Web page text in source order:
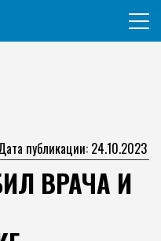
гражданин
публикации: 24.10.2023
ВРАЧА И